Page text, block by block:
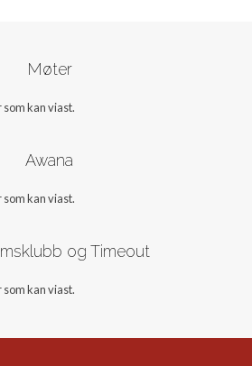
Møter
kan viast.
Awana
kan viast.
og Timeout
kan viast.